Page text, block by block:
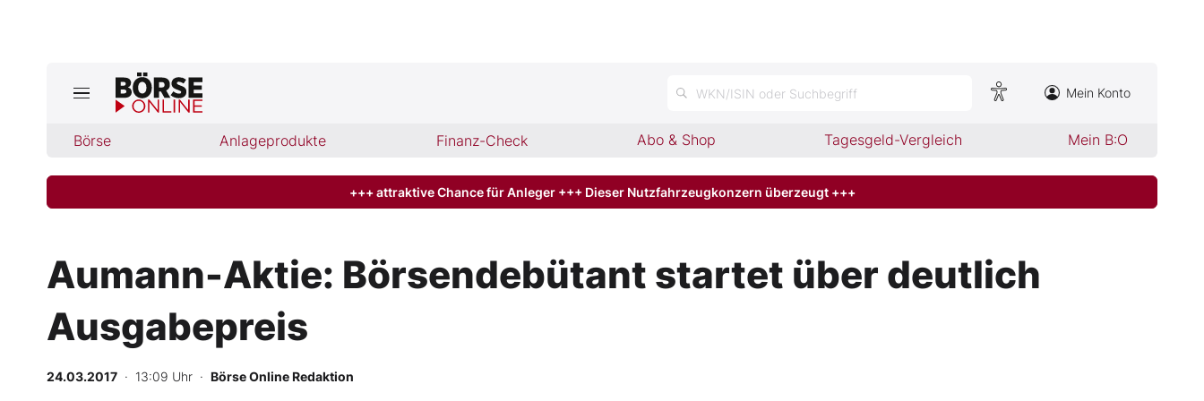
WKN/ISIN oder Suchbegriff Mein Konto
Börse Anlageprodukte Finanz-Check Abo & Shop Tagesgeld-Vergleich Mein B:O
Börse
Abo & Shop
BO-Musterdepots
Experten
+++ attraktive Chance für Anleger +++ Dieser Nutzfahrzeugkonzern überzeugt +++
Aumann-Aktie: Börsendebütant startet über deutlich
Ausgabepreis
24.03.2017 · 13:09 Uhr · Börse Online Redaktion